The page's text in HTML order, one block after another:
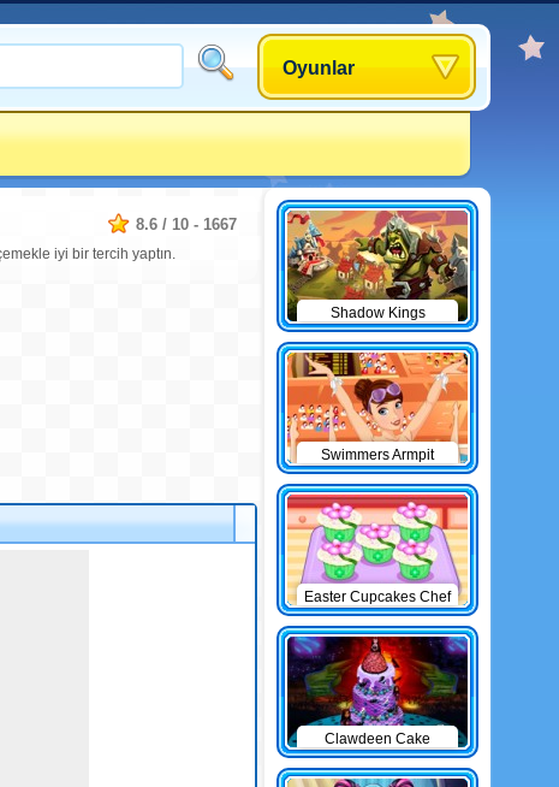
Oyunlar
8.6 / 10 - 1667
iyi bir tercih yaptın.
Shadow Kings
Swimmers Armpit
Easter Cupcakes Chef
Clawdeen Cake